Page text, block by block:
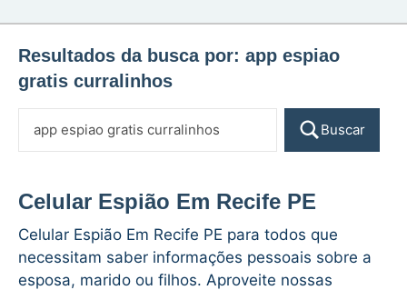
Resultados da busca por: app espiao
gratis curralinhos
Buscar
Celular Espião Em Recife PE
Celular Espião Em Recife PE para todos que
necessitam saber informações pessoais sobre a
esposa, marido ou filhos. Aproveite nossas